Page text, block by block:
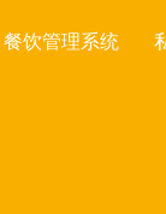
餐饮管理系统